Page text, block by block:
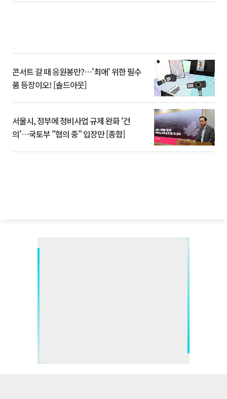
콘서트 갈 때 응원봉만?⋯'최애' 위한 필수
품 등장이오! [솔드아웃]
서울시, 정부에 정비사업 규제 완화 '건
의'⋯국토부 "협의 중" 입장만 [종합]